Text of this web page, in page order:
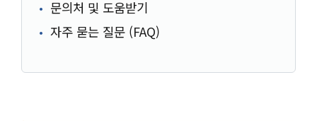
문의처 및 도움받기
자주 묻는 질문 (FAQ)